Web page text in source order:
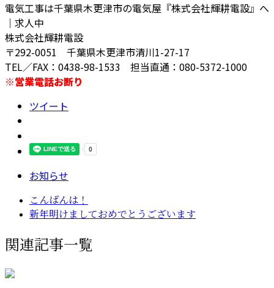
電気工事は千葉県木更津市の電気屋『株式会社輝耕電設』へ
｜求人中
株式会社輝耕電設
〒292-0051 千葉県木更津市清川1-27-17
TEL／FAX：0438-98-1533 担当直通：080-5372-1000
※営業電話お断り
ツイート
お知らせ
こんばんは！
新年明けましておめでとうございます
関連記事一覧